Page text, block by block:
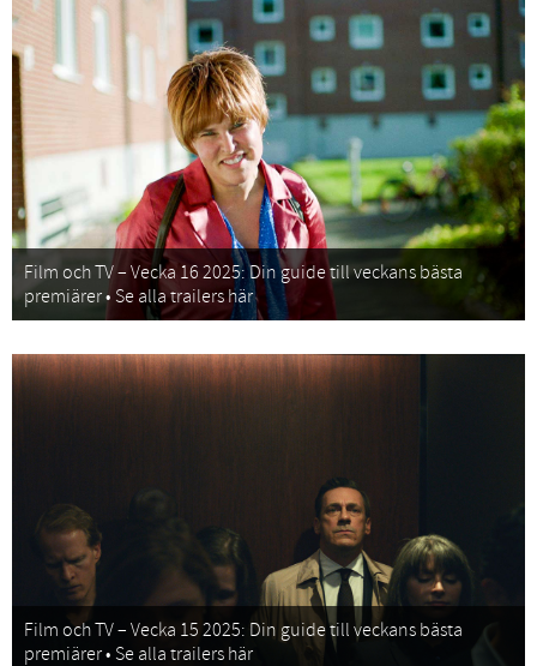
Film och TV – Vecka 16 2025: Din guide till veckans bästa
premiärer • Se alla trailers här
Film och TV – Vecka 15 2025: Din guide till veckans bästa
premiärer • Se alla trailers här